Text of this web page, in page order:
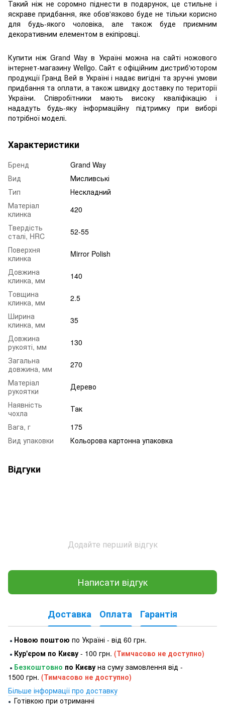
Такий ніж не соромно піднести в подарунок, це стильне і
яскраве придбання, яке обов'язково буде не тільки корисно
для будь-якого чоловіка, але також буде приємним
декоративним елементом в екіпіровці.
Купити ніж Grand Way в Україні можна на сайті ножового
інтернет-магазину Wellgo. Сайт є офіційним дистриб'ютором
продукції Гранд Вей в Україні і надає вигідні та зручні умови
придбання та оплати, а також швидку доставку по території
України. Співробітники мають високу кваліфікацію і
нададуть будь-яку інформаційну підтримку при виборі
потрібної моделі.
Характеристики
Бренд
Grand Way
Вид
Мисливські
Тип
Нескладний
Матеріал
клинка
420
Твердість
сталі, HRC
52-55
Поверхня
клинка
Mirror Polish
Довжина
клинка, мм
140
Товщина
клинка, мм
2.5
Ширина
клинка, мм
35
Довжина
рукояті, мм
130
Загальна
довжина, мм
270
Матеріал
рукоятки
Дерево
Наявність
чохла
Так
Вага, г
175
Вид упаковки
Кольорова картонна упаковка
Відгуки
Додайте перший відгук
Написати відгук
Доставка Оплата Гарантія
● Новою поштою по Україні - від 60 грн.
● Кур'єром по Києву - 100 грн. (Тимчасово не доступно)
● Безкоштовно по Києву на суму замовлення від -
1500 грн. (Тимчасово не доступно)
Більше інформації про доставку
● Готівкою при отриманні